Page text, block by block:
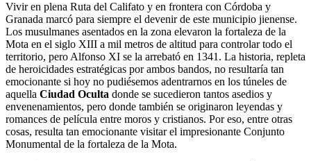
Vivir en plena Ruta del Califato y en frontera con Córdoba y
Granada marcó para siempre el devenir de este municipio jienense.
Los musulmanes asentados en la zona elevaron la fortaleza de la
Mota en el siglo XIII a mil metros de altitud para controlar todo el
territorio, pero Alfonso XI se la arrebató en 1341. La historia, repleta
de heroicidades estratégicas por ambos bandos, no resultaría tan
emocionante si hoy no pudiésemos adentrarnos en los túneles de
aquella Ciudad Oculta donde se sucedieron tantos asedios y
envenenamientos, pero donde también se originaron leyendas y
romances de película entre moros y cristianos. Por eso, entre otras
cosas, resulta tan emocionante visitar el impresionante Conjunto
Monumental de la fortaleza de la Mota.